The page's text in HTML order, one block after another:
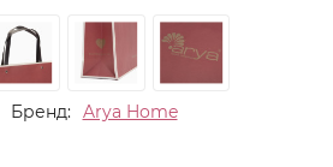
Бренд: Arya Home